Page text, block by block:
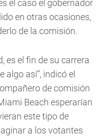
el caso el gobernador
en otras ocasiones,
de la comisión.
es el fin de su carrera
algo así”, indicó el
de comisión
Beach esperarían
este tipo de
a los votantes